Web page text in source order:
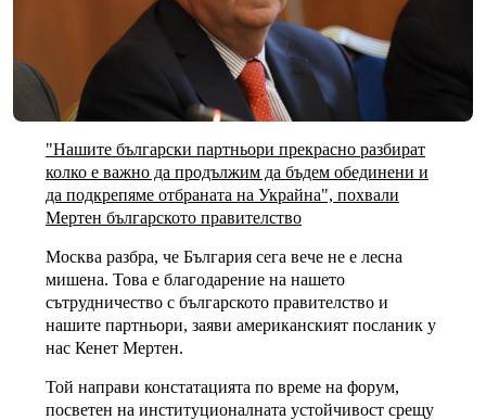
"Нашите български партньори прекрасно разбират
колко е важно да продължим да бъдем обединени и
да подкрепяме отбраната на Украйна", похвали
Мертен българското правителство
Москва разбра, че България сега вече не е лесна
мишена. Това е благодарение на нашето
сътрудничество с българското правителство и
нашите партньори, заяви американският посланик у
нас Кенет Мертен.
Той направи констатацията по време на форум,
посветен на институционалната устойчивост срещу